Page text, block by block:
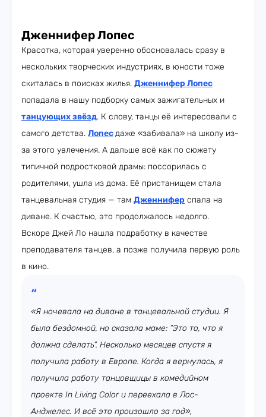
Дженнифер Лопес
Красотка, которая уверенно обосновалась сразу в
нескольких творческих индустриях, в юности тоже
скиталась в поисках жилья. Дженнифер Лопес
попадала в нашу подборку самых зажигательных и
танцующих звёзд. К слову, танцы её интересовали с
самого детства. Лопесдаже «забивала» на школу из-
за этого увлечения. А дальше всё как по сюжету
типичной подростковой драмы: поссорилась с
родителями, ушла из дома. Её пристанищем стала
танцевальная студия — там Дженнифер спала на
диване. К счастью, это продолжалось недолго.
Вскоре Джей Ло нашла подработку в качестве
преподавателя танцев, а позже получила первую роль
в кино.
«Я ночевала на диване в танцевальной студии. Я
была бездомной, но сказала маме: “Это то, что я
должна сделать”. Несколько месяцев спустя я
получила работу в Европе. Когда я вернулась, я
получила работу танцовщицы в комедийном
проекте In Living Color и переехала в Лос-
Анджелес. И всё это произошло за год»,